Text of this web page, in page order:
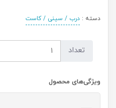
دسته : درب / سینی / کاست
تعداد
ویژگی‌های محصول